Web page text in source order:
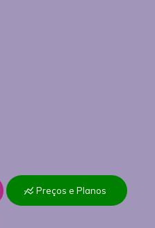
Preços e Planos